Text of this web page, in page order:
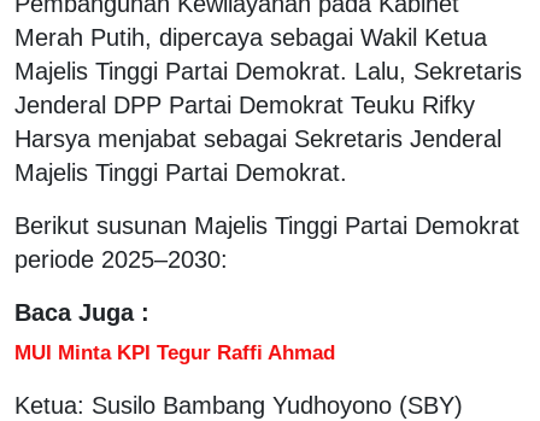
Merah Putih, dipercaya sebagai Wakil Ketua
Majelis Tinggi Partai Demokrat. Lalu, Sekretaris
Jenderal DPP Partai Demokrat Teuku Rifky
Harsya menjabat sebagai Sekretaris Jenderal
Majelis Tinggi Partai Demokrat.
Berikut susunan Majelis Tinggi Partai Demokrat
periode 2025–2030:
Baca Juga :
MUI Minta KPI Tegur Raffi Ahmad
Ketua: Susilo Bambang Yudhoyono (SBY)